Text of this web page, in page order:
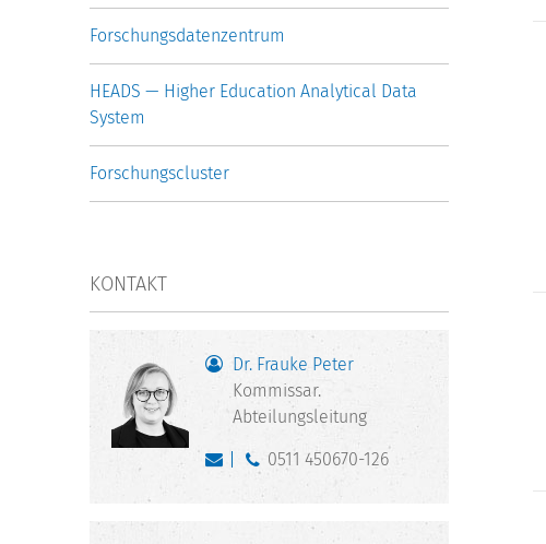
Forschungsdatenzentrum
HEADS — Higher Education Analytical Data
System
Forschungscluster
KONTAKT
Dr. Frauke Peter
Kommissar.
Abteilungsleitung
0511 450670-126